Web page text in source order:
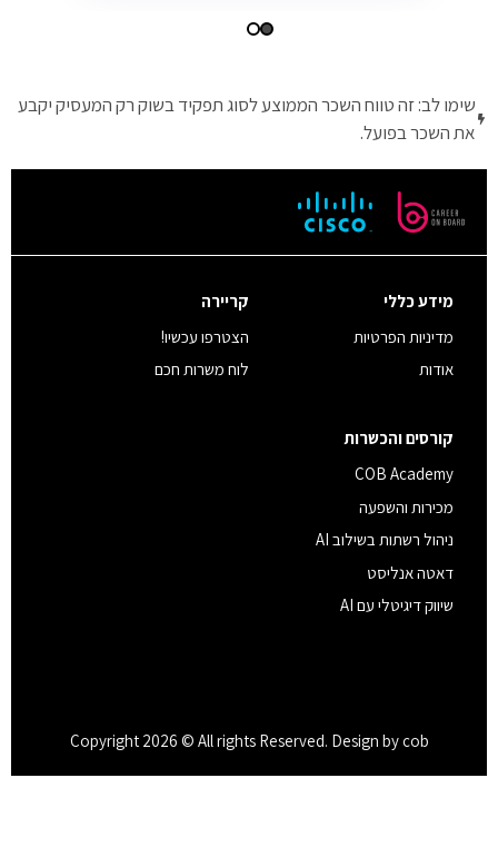
שימו לב: זה טווח השכר הממוצע לסוג תפקיד בשוק רק המעסיק יקבע
את השכר בפועל.
מידע כללי
מדיניות הפרטיות
אודות
קריירה
הצטרפו עכשיו!
לוח משרות חכם
קורסים והכשרות
COB Academy
מכירות והשפעה
ניהול רשתות בשילוב AI
דאטה אנליסט
שיווק דיגיטלי עם AI
Copyright 2026 © All rights Reserved. Design by cob